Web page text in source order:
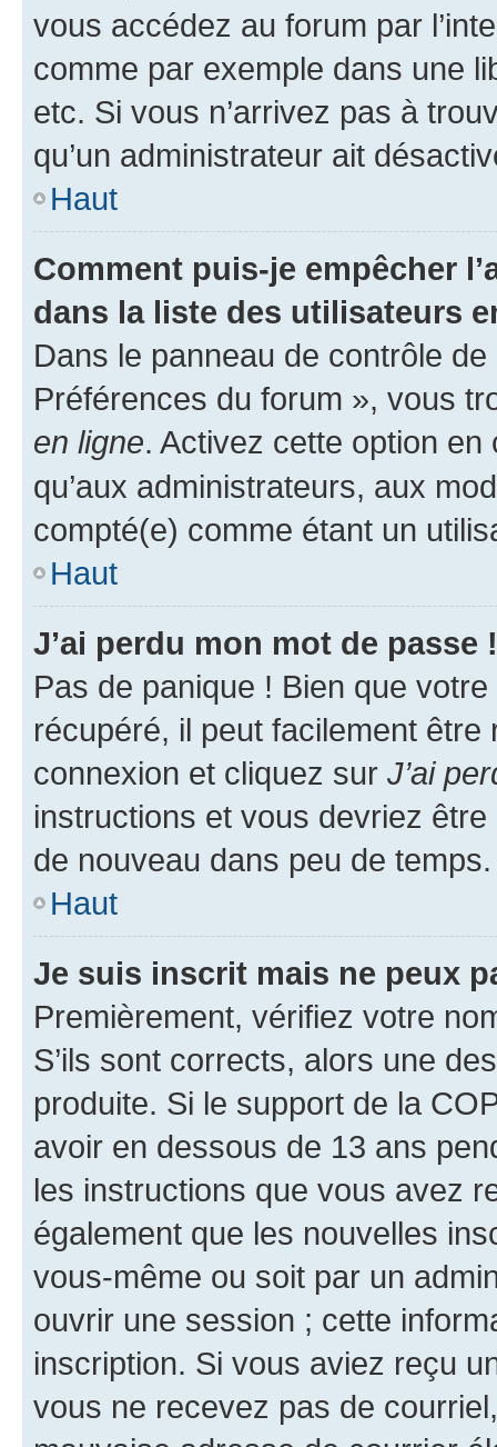
vous accédez au forum par
comme par exemple dans une
etc. Si vous n’arrivez pas à
qu’un administrateur ait
Haut
Comment puis-je empêcher
dans la liste des utilisateurs
Dans le panneau de contrôle
Préférences du forum », vous
en ligne. Activez cette option
qu’aux administrateurs, aux
compté(e) comme étant un
Haut
J’ai perdu mon mot de passe !
Pas de panique ! Bien que
récupéré, il peut facilement
connexion et cliquez sur J’ai
instructions et vous devriez
de nouveau dans peu de temps.
Haut
Je suis inscrit mais ne peux
Premièrement, vérifiez votre
S’ils sont corrects, alors une
produite. Si le support de la
avoir en dessous de 13 ans
les instructions que vous avez
également que les nouvelles
vous-même ou soit par un
ouvrir une session ; cette
inscription. Si vous aviez reçu
vous ne recevez pas de